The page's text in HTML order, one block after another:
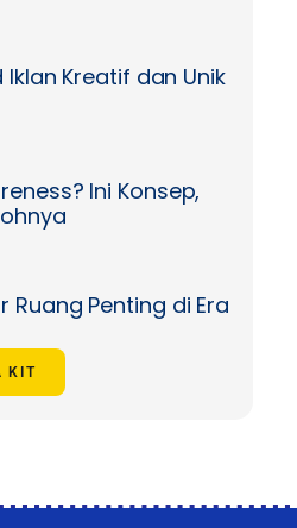
Kreatif dan Unik
Ini Konsep,
Ruang Penting di Era
KIT